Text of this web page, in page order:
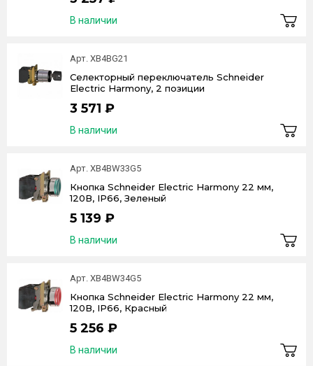
В наличии
Арт. XB4BG21
Селекторный переключатель Schneider
Electric Harmony, 2 позиции
3 571 ₽
В наличии
Арт. XB4BW33G5
Кнопка Schneider Electric Harmony 22 мм,
120В, IP66, Зеленый
5 139 ₽
В наличии
Арт. XB4BW34G5
Кнопка Schneider Electric Harmony 22 мм,
120В, IP66, Красный
5 256 ₽
В наличии